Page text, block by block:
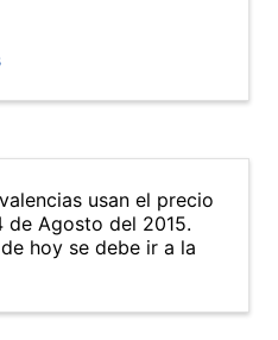
usan el precio
Agosto del 2015.
hoy se debe ir a la